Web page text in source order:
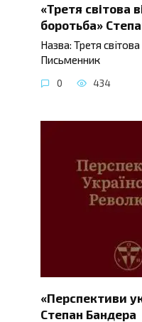
«Третя світова
боротьба»
Назва: Третя
Письменник
0 434
«Перспективи
Степан Бандера